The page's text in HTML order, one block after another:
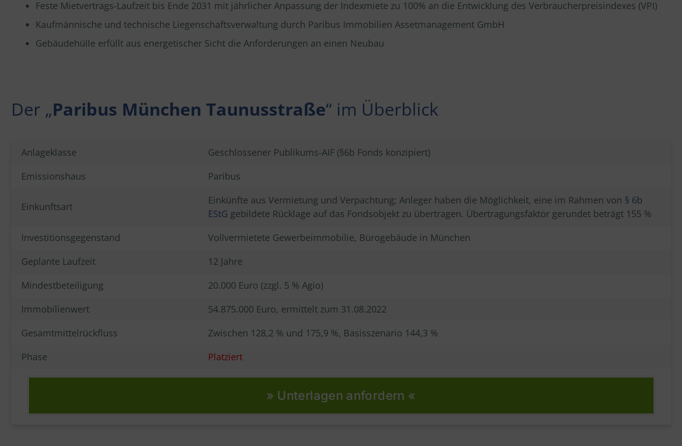
Feste Mietvertrags-Laufzeit bis Ende 2031 mit jährlicher Anpassung der Indexmiete zu 100% an die Entwicklung des Verbraucherpreisindexes (VPI)
Kaufmännische und technische Liegenschaftsverwaltung durch Paribus Immobilien Assetmanagement GmbH
Gebäudehülle erfüllt aus energetischer Sicht die Anforderungen an einen Neubau
Der „Paribus München Taunusstraße“ im Überblick
Anlageklasse
Geschlossener Publikums-AIF (§6b Fonds konzipiert)
Emissionshaus
Paribus
Einkunftsart
Einkünfte aus Vermietung und Verpachtung; Anleger haben die Möglichkeit, eine im Rahmen von § 6b
EStG gebildete Rücklage auf das Fondsobjekt zu übertragen. Übertragungsfaktor gerundet beträgt 155 %
Investitionsgegenstand
Vollvermietete Gewerbeimmobilie, Bürogebäude in München
Geplante Laufzeit
12 Jahre
Mindestbeteiligung
20.000 Euro (zzgl. 5 % Agio)
Immobilienwert
54.875.000 Euro, ermittelt zum 31.08.2022
Gesamtmittelrückfluss
Zwischen 128,2 % und 175,9 %, Basisszenario 144,3 %
Phase
Platziert
» Unterlagen anfordern «